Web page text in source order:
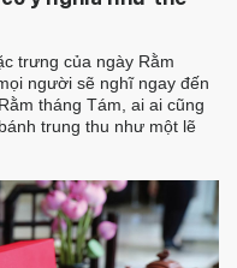
trưng của ngày Rằm
người sẽ nghĩ ngay đến
tháng Tám, ai ai cũng
trung thu như một lẽ